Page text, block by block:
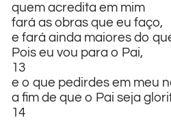
quem acredita em mim
fará as obras que eu faço,
e fará ainda maiores do
Pois eu vou para o Pai,
13
e o que pedirdes em meu
a fim de que o Pai seja
14